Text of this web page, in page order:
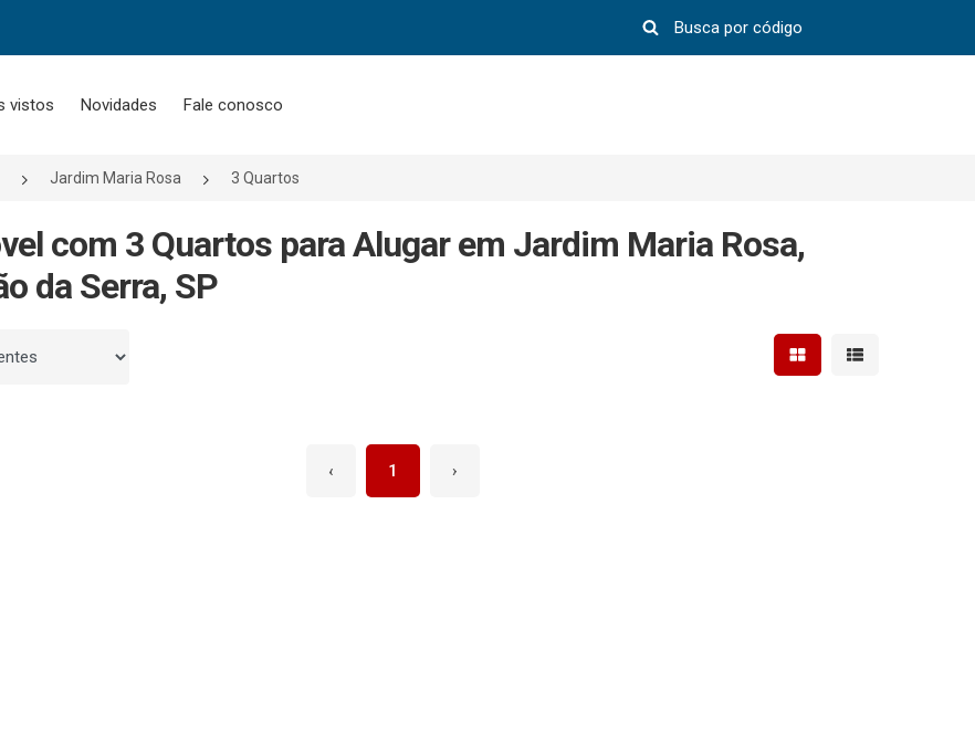
vistos Novidades Fale conosco
Jardim Maria Rosa 3 Quartos
com 3 Quartos para Alugar em Jardim Maria Rosa,
da Serra, SP
Mostrar resultados em
Mostrar
‹ 1 ›